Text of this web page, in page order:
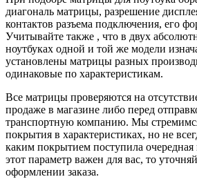
диагональ матрицы, разрешение
контактов разъема подключения, его
Учитывайте также , что в двух
ноутбуках одной и той же модели
установлены матрицы разных
одинаковые по характеристикам.
Все матрицы проверяются на
продаже в магазине либо перед
транспортную компанию. Мы
покрытия в характеристиках, но не
каким покрытием поступила
этот параметр важен для вас, то
оформлении заказа.